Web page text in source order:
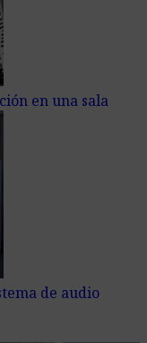
en una sala
de audio